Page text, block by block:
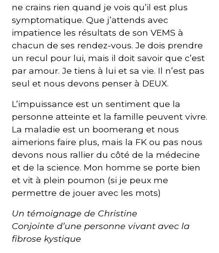
ne crains rien quand je vois qu’il est plus
symptomatique. Que j’attends avec
impatience les résultats de son VEMS à
chacun de ses rendez-vous. Je dois prendre
un recul pour lui, mais il doit savoir que c’est
par amour. Je tiens à lui et sa vie. Il n’est pas
seul et nous devons penser à DEUX.
L’impuissance est un sentiment que la
personne atteinte et la famille peuvent vivre.
La maladie est un boomerang et nous
aimerions faire plus, mais la FK ou pas nous
devons nous rallier du côté de la médecine
et de la science. Mon homme se porte bien
et vit à plein poumon (si je peux me
permettre de jouer avec les mots)
Un témoignage de Christine
Conjointe d’une personne vivant avec la
fibrose kystique